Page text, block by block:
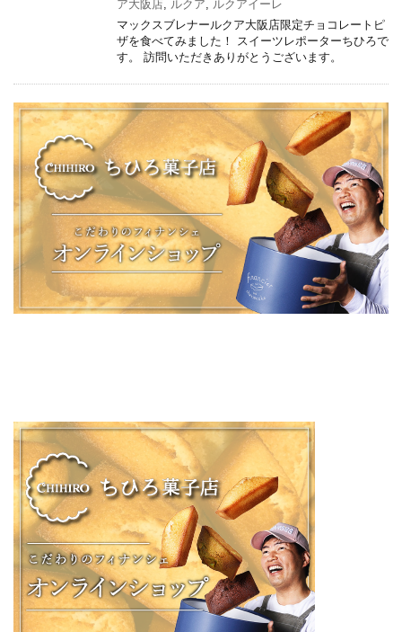
ア大阪店
ルクア
ルクアイーレ
マックスブレナールクア大阪店限定チョコレートピ
ザを食べてみました！ スイーツレポーターちひろで
す。 訪問いただきありがとうございます。